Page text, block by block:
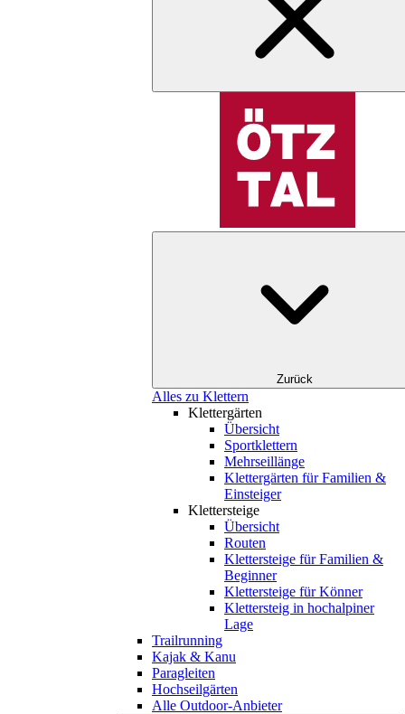
Zurück
Alles zu Klettern
Klettergärten
Übersicht
Sportklettern
Mehrseillänge
Klettergärten für Familien &
Einsteiger
Klettersteige
Übersicht
Routen
Klettersteige für Familien &
Beginner
Klettersteige für Könner
Klettersteig in hochalpiner
Lage
Trailrunning
Kajak & Kanu
Paragleiten
Hochseilgärten
Alle Outdoor-Anbieter